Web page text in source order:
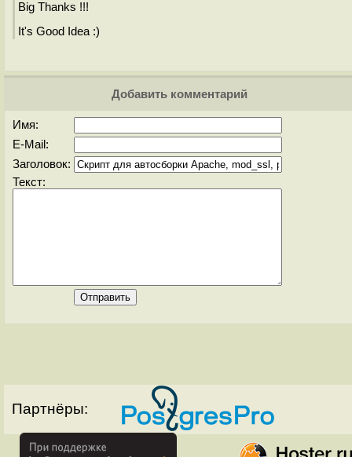
Big Thanks !!!
It's Good Idea :)
Добавить комментарий
Имя:
E-Mail:
Заголовок:
Текст:
Партнёры: